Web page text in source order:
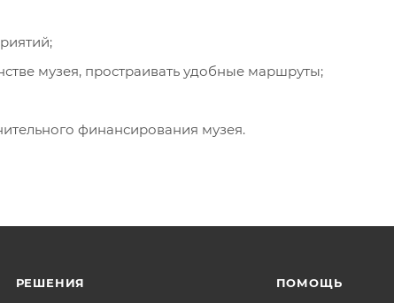
музея, простраивать удобные маршруты;
финансирования музея.
РЕШЕНИЯ ПОМОЩЬ